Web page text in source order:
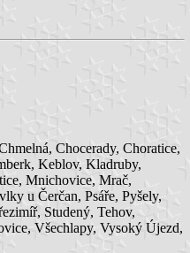
Chocerady, Choratice,
Keblov, Kladruby,
Mnichovice, Mrač,
u Čerčan, Psáře, Pyšely,
Studený, Tehov,
Všechlapy, Vysoký Újezd,